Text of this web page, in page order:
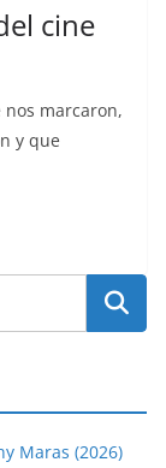
cine
nos marcaron,
y que
Maras (2026)